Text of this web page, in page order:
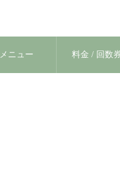
メニュー 料金 / 回数